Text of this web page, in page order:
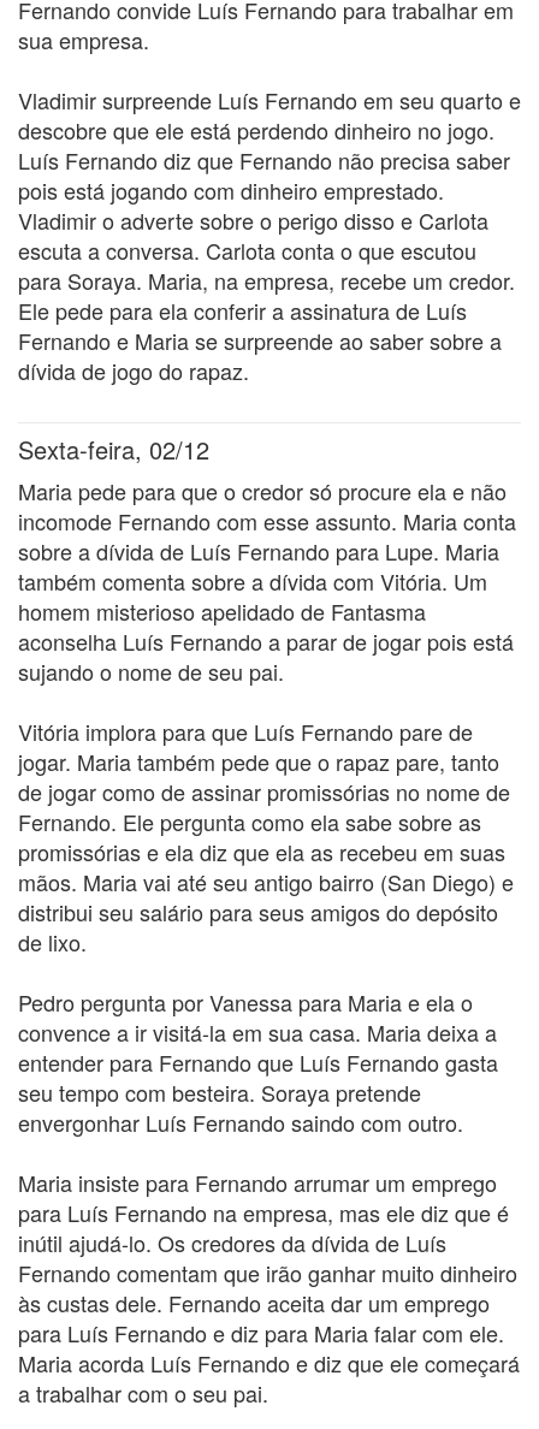
Fernando convide Luís Fernando para trabalhar em
sua empresa.
Vladimir surpreende Luís Fernando em seu quarto e
descobre que ele está perdendo dinheiro no jogo.
Luís Fernando diz que Fernando não precisa saber
pois está jogando com dinheiro emprestado.
Vladimir o adverte sobre o perigo disso e Carlota
escuta a conversa. Carlota conta o que escutou
para Soraya. Maria, na empresa, recebe um credor.
Ele pede para ela conferir a assinatura de Luís
Fernando e Maria se surpreende ao saber sobre a
dívida de jogo do rapaz.
Sexta-feira, 02/12
Maria pede para que o credor só procure ela e não
incomode Fernando com esse assunto. Maria conta
sobre a dívida de Luís Fernando para Lupe. Maria
também comenta sobre a dívida com Vitória. Um
homem misterioso apelidado de Fantasma
aconselha Luís Fernando a parar de jogar pois está
sujando o nome de seu pai.
Vitória implora para que Luís Fernando pare de
jogar. Maria também pede que o rapaz pare, tanto
de jogar como de assinar promissórias no nome de
Fernando. Ele pergunta como ela sabe sobre as
promissórias e ela diz que ela as recebeu em suas
mãos. Maria vai até seu antigo bairro (San Diego) e
distribui seu salário para seus amigos do depósito
de lixo.
Pedro pergunta por Vanessa para Maria e ela o
convence a ir visitá-la em sua casa. Maria deixa a
entender para Fernando que Luís Fernando gasta
seu tempo com besteira. Soraya pretende
envergonhar Luís Fernando saindo com outro.
Maria insiste para Fernando arrumar um emprego
para Luís Fernando na empresa, mas ele diz que é
inútil ajudá-lo. Os credores da dívida de Luís
Fernando comentam que irão ganhar muito dinheiro
às custas dele. Fernando aceita dar um emprego
para Luís Fernando e diz para Maria falar com ele.
Maria acorda Luís Fernando e diz que ele começará
a trabalhar com o seu pai.